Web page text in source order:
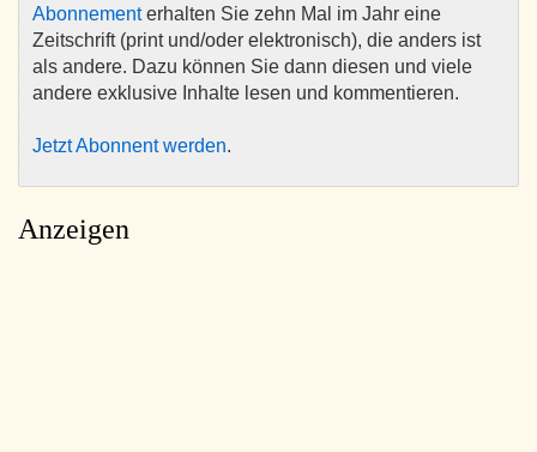
Abonnementerhalten Sie zehn Mal im Jahr eine
Zeitschrift (print und/oder elektronisch), die anders ist
als andere. Dazu können Sie dann diesen und viele
andere exklusive Inhalte lesen und kommentieren.
Jetzt Abonnent werden.
Anzeigen